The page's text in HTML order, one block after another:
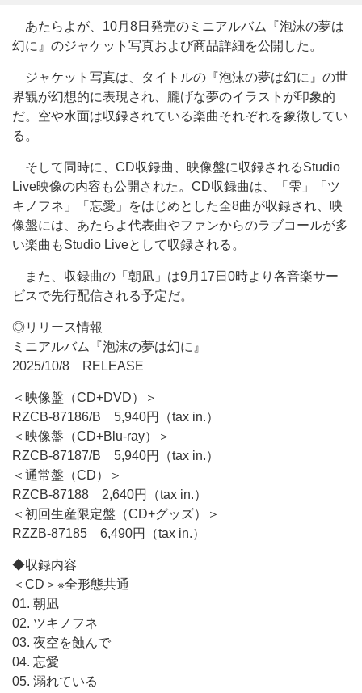
あたらよが、10月8日発売のミニアルバム『泡沫の夢は
幻に』のジャケット写真および商品詳細を公開した。
ジャケット写真は、タイトルの『泡沫の夢は幻に』の世
界観が幻想的に表現され、朧げな夢のイラストが印象的
だ。空や水面は収録されている楽曲それぞれを象徴してい
る。
そして同時に、CD収録曲、映像盤に収録されるStudio
Live映像の内容も公開された。CD収録曲は、「雫」「ツ
キノフネ」「忘愛」をはじめとした全8曲が収録され、映
像盤には、あたらよ代表曲やファンからのラブコールが多
い楽曲もStudio Liveとして収録される。
また、収録曲の「朝凪」は9月17日0時より各音楽サー
ビスで先行配信される予定だ。
◎リリース情報
ミニアルバム『泡沫の夢は幻に』
2025/10/8 RELEASE
＜映像盤（CD+DVD）＞
RZCB-87186/B 5,940円（tax in.）
＜映像盤（CD+Blu-ray）＞
RZCB-87187/B 5,940円（tax in.）
＜通常盤（CD）＞
RZCB-87188 2,640円（tax in.）
＜初回生産限定盤（CD+グッズ）＞
RZZB-87185 6,490円（tax in.）
◆収録内容
＜CD＞※全形態共通
01. 朝凪
02. ツキノフネ
03. 夜空を蝕んで
04. 忘愛
05. 溺れている